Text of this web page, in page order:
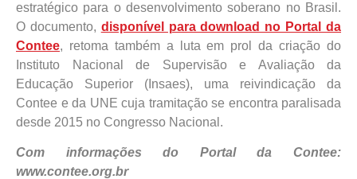
estratégico para o desenvolvimento soberano no Brasil.
O documento, disponível para download no Portal da
Contee, retoma também a luta em prol da criação do
Instituto Nacional de Supervisão e Avaliação da
Educação Superior (Insaes), uma reivindicação da
Contee e da UNE cuja tramitação se encontra paralisada
desde 2015 no Congresso Nacional.
Com informações do Portal da Contee:
www.contee.org.br